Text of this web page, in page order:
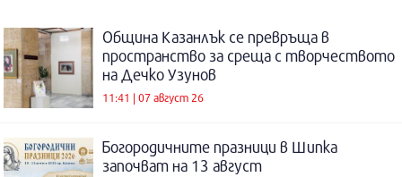
Община Казанлък се превръща в
пространство за среща с творчеството
на Дечко Узунов
11:41 | 07 август 26
Богородичните празници в Шипка
започват на 13 август